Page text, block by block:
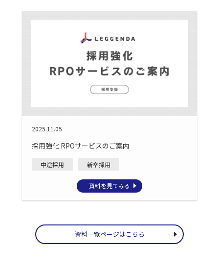
2025.11.05
採用強化 RPOサービスのご案内
中途採用 新卒採用
資料を見てみる
資料一覧ページはこちら